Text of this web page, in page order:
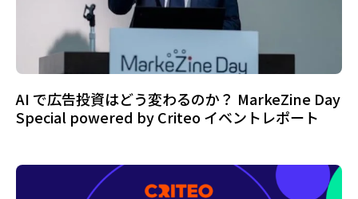
AI で広告投資はどう変わるのか？ MarkeZine Day
Special powered by Criteo イベントレポート